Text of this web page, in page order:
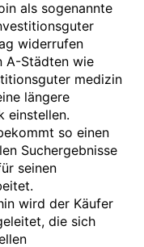
als sogenannte
widerrufen
A-Städten wie
medizin
längere
einstellen.
so einen
Suchergebnisse
seinen
wird der Käufer
die sich